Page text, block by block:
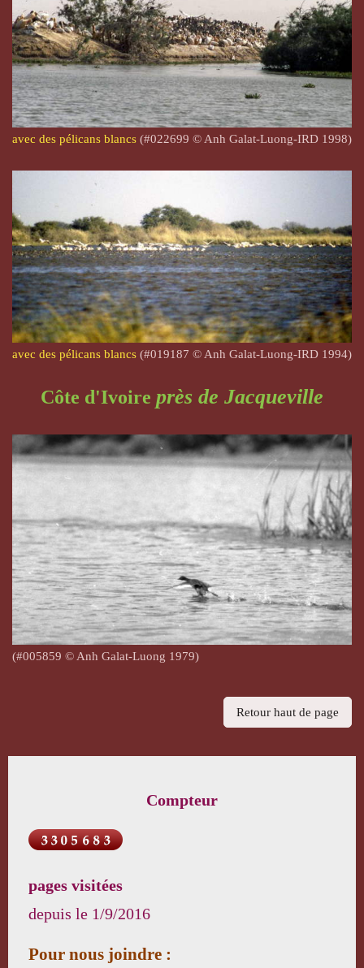
avec des pélicans blancs (#022699 © Anh Galat-Luong-IRD 1998)
avec des pélicans blancs (#019187 © Anh Galat-Luong-IRD 1994)
Côte d'Ivoire près de Jacqueville
(#005859 © Anh Galat-Luong 1979)
Retour haut de page
Compteur
pages visitées
depuis le 1/9/2016
Pour nous joindre :